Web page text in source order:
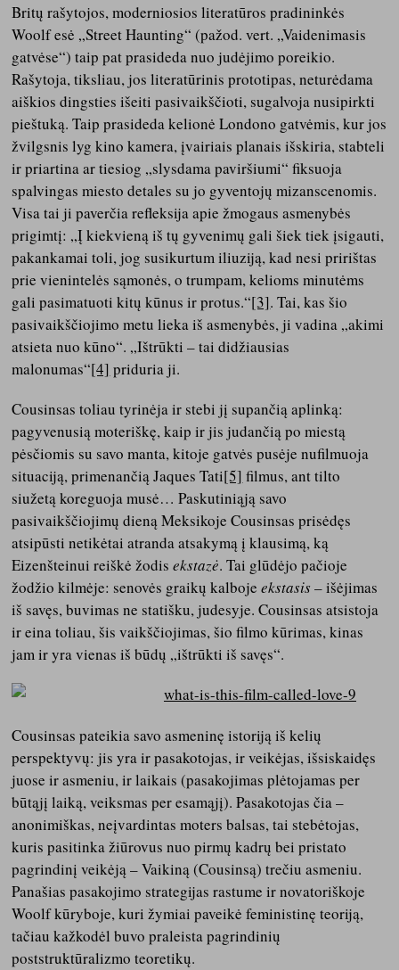
Britų rašytojos, moderniosios literatūros pradininkės
Woolf esė „Street Haunting“ (pažod. vert. „Vaidenimasis
gatvėse“) taip pat prasideda nuo judėjimo poreikio.
Rašytoja, tiksliau, jos literatūrinis prototipas, neturėdama
aiškios dingsties išeiti pasivaikščioti, sugalvoja nusipirkti
pieštuką. Taip prasideda kelionė Londono gatvėmis, kur jos
žvilgsnis lyg kino kamera, įvairiais planais išskiria, stabteli
ir priartina ar tiesiog „slysdama paviršiumi“ fiksuoja
spalvingas miesto detales su jo gyventojų mizanscenomis.
Visa tai ji paverčia refleksija apie žmogaus asmenybės
prigimtį: „Į kiekvieną iš tų gyvenimų gali šiek tiek įsigauti,
pakankamai toli, jog susikurtum iliuziją, kad nesi pririštas
prie vienintelės sąmonės, o trumpam, kelioms minutėms
gali pasimatuoti kitų kūnus ir protus.“[3]. Tai, kas šio
pasivaikščiojimo metu lieka iš asmenybės, ji vadina „akimi
atsieta nuo kūno“. „Ištrūkti – tai didžiausias
malonumas“[4] priduria ji.
Cousinsas toliau tyrinėja ir stebi jį supančią aplinką:
pagyvenusią moteriškę, kaip ir jis judančią po miestą
pėsčiomis su savo manta, kitoje gatvės pusėje nufilmuoja
situaciją, primenančią Jaques Tati[5] filmus, ant tilto
siužetą koreguoja musė… Paskutiniąją savo
pasivaikščiojimų dieną Meksikoje Cousinsas prisėdęs
atsipūsti netikėtai atranda atsakymą į klausimą, ką
Eizenšteinui reiškė žodisekstazė. Tai glūdėjo pačioje
žodžio kilmėje: senovės graikų kalbojeekstasis– išėjimas
iš savęs, buvimas ne statišku, judesyje. Cousinsas atsistoja
ir eina toliau, šis vaikščiojimas, šio filmo kūrimas, kinas
jam ir yra vienas iš būdų „ištrūkti iš savęs“.
Cousinsas pateikia savo asmeninę istoriją iš kelių
perspektyvų: jis yra ir pasakotojas, ir veikėjas, išsiskaidęs
juose ir asmeniu, ir laikais (pasakojimas plėtojamas per
būtąjį laiką, veiksmas per esamąjį). Pasakotojas čia –
anonimiškas, neįvardintas moters balsas, tai stebėtojas,
kuris pasitinka žiūrovus nuo pirmų kadrų bei pristato
pagrindinį veikėją – Vaikiną (Cousinsą) trečiu asmeniu.
Panašias pasakojimo strategijas rastume ir novatoriškoje
Woolf kūryboje, kuri žymiai paveikė feministinę teoriją,
tačiau kažkodėl buvo praleista pagrindinių
poststruktūralizmo teoretikų.